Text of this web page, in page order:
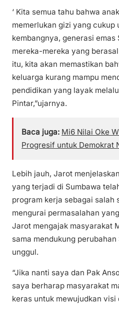
‘ Kita semua tahu bahwa
memerlukan gizi yang cukup
kembangnya, generasi
mereka-mereka yang
itu, kita akan memastikan
keluarga kurang mampu
pendidikan yang layak
Pintar,”ujarnya.
Baca juga: Mi6 Nilai Oke
Progresif untuk Demokrat
Lebih jauh, Jarot
yang terjadi di Sumbawa
program kerja sebagai salah
mengurai permasalahan
Jarot mengajak masyarakat
sama mendukung
unggul.
“Jika nanti saya dan Pak
saya berharap masyarakat
keras untuk mewujudkan visi